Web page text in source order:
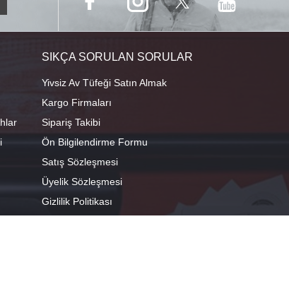
SIKÇA SORULAN SORULAR
Yivsiz Av Tüfeği Satın Almak
Kargo Firmaları
Sipariş Takibi
Ön Bilgilendirme Formu
Satış Sözleşmesi
Üyelik Sözleşmesi
Gizlilik Politikası